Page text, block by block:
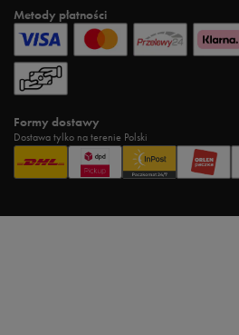
Metody płatności
Formy dostawy
Dostawa tylko na terenie Polski